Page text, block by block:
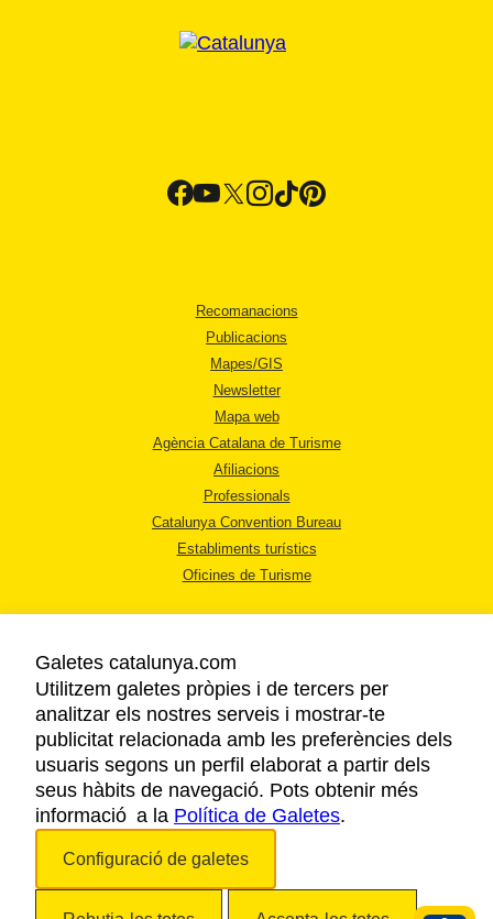
Recomanacions
Publicacions
Mapes/GIS
Newsletter
Mapa web
Agència Catalana de Turisme
Afiliacions
Professionals
Catalunya Convention Bureau
Establiments turístics
Oficines de Turisme
AVÍS LEGAL
POLÍTICA DE PRIVACITAT
COOKIES
ACCESSIBILITAT
Galetes catalunya.com
Utilitzem galetes pròpies i de tercers per
analitzar els nostres serveis i mostrar-te
publicitat relacionada amb les preferències dels
usuaris segons un perfil elaborat a partir dels
seus hàbits de navegació. Pots obtenir més
informació a la Política de Galetes.
Configuració de galetes